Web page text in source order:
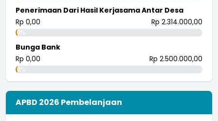
Penerimaan Dari Hasil Kerjasama Antar Desa
Rp 0,00
Rp 2.314.000,00
0%
Bunga Bank
Rp 0,00
Rp 2.500.000,00
0%
APBD 2026 Pembelanjaan